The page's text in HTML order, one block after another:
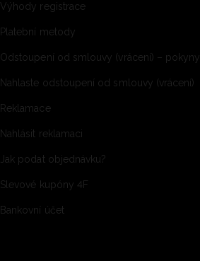
Výhody registrace
Platební metody
Odstoupení od smlouvy (vrácení) – pokyny
Nahlaste odstoupení od smlouvy (vrácení)
Reklamace
Nahlásit reklamaci
Jak podat objednávku?
Slevové kupóny 4F
Bankovní účet